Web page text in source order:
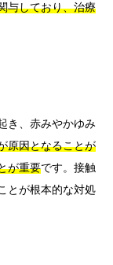
与しており、治療
き、赤みやかゆみ
原因となることが
が重要です。接触
とが根本的な対処